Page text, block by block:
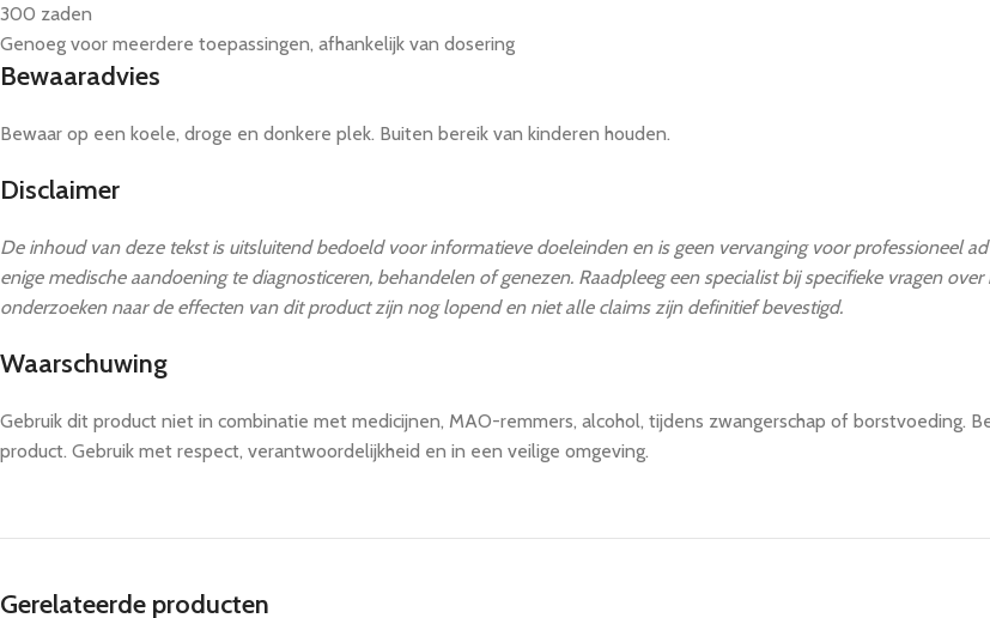
300 zaden
Genoeg voor meerdere toepassingen, afhankelijk van dosering
Bewaaradvies
Bewaar op een koele, droge en donkere plek. Buiten bereik van kinderen houden.
Disclaimer
De inhoud van deze tekst is uitsluitend bedoeld voor informatieve doeleinden en is geen vervanging voor professioneel
enige medische aandoening te diagnosticeren, behandelen of genezen. Raadpleeg een specialist bij specifieke vragen
onderzoeken naar de effecten van dit product zijn nog lopend en niet alle claims zijn definitief bevestigd.
Waarschuwing
Gebruik dit product niet in combinatie met medicijnen, MAO-remmers, alcohol, tijdens zwangerschap of borstvoeding.
product. Gebruik met respect, verantwoordelijkheid en in een veilige omgeving.
Gerelateerde producten